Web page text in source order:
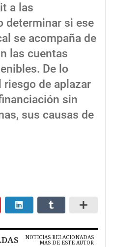
a las
determinar si ese
se acompaña de
las cuentas
De lo
de aplazar
sin
sus causas de
NOTICIAS RELACIONADAS
MÁS DE ESTE AUTOR